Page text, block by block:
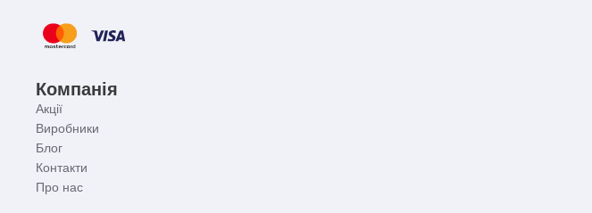
Компанія
Акції
Виробники
Блог
Контакти
Про нас